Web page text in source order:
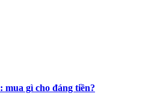
mua gì cho đáng tiền?